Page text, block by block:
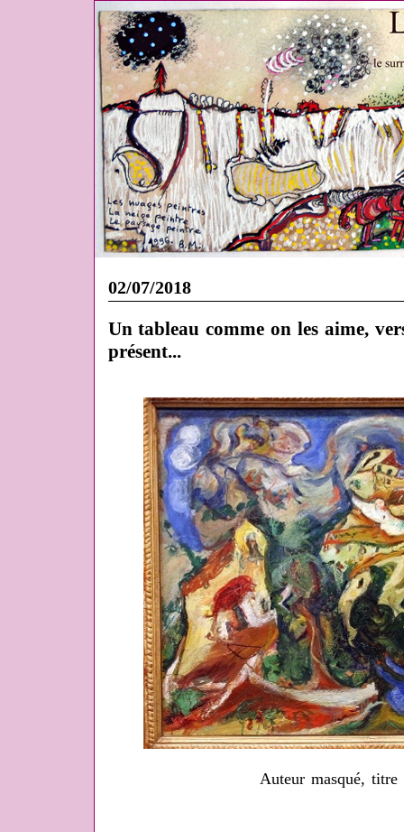
02/07/2018
Un tableau comme on les aime,
présent...
Auteur masqué, titre